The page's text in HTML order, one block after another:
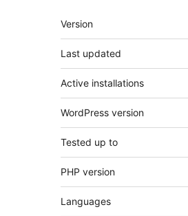
Meta
Version
Last updated
Active installations
WordPress version
Tested up to
PHP version
Languages